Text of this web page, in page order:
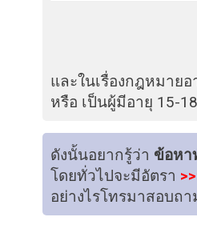
และในเรื่องกฎหมาย
หรือ เป็นผู้มีอายุ 15-
ดังนั้นอยากรู้ว่า ข้อหา
โดยทั่วไปจะมีอัตรา
อย่างไรโทรมาสอบถา